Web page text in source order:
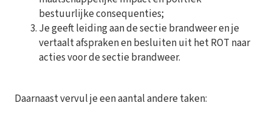
bestuurlijke consequenties;
Je geeft leiding aan de sectie brandweer en je
vertaalt afspraken en besluiten uit het ROT naar
acties voor de sectie brandweer.
Daarnaast vervul je een aantal andere taken: